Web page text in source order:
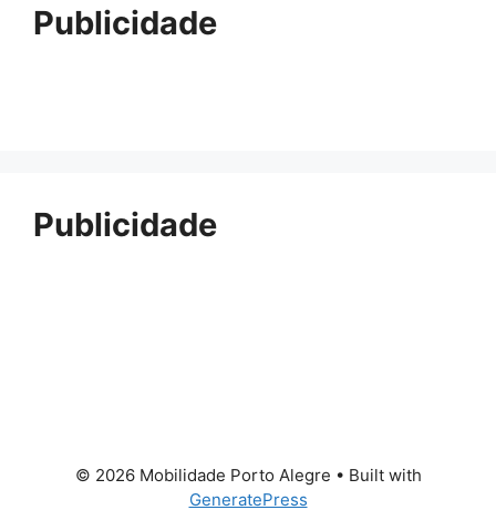
Publicidade
Publicidade
© 2026 Mobilidade Porto Alegre • Built with
GeneratePress